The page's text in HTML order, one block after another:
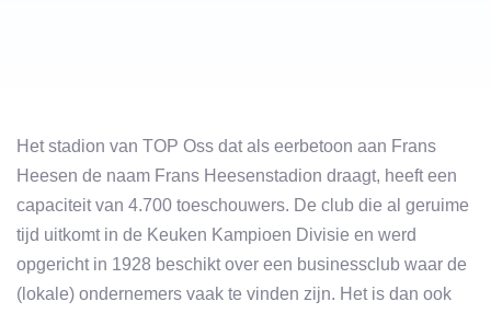
Het stadion van TOP Oss dat als eerbetoon aan Frans
Heesen de naam Frans Heesenstadion draagt, heeft een
capaciteit van 4.700 toeschouwers. De club die al geruime
tijd uitkomt in de Keuken Kampioen Divisie en werd
opgericht in 1928 beschikt over een businessclub waar de
(lokale) ondernemers vaak te vinden zijn. Het is dan ook